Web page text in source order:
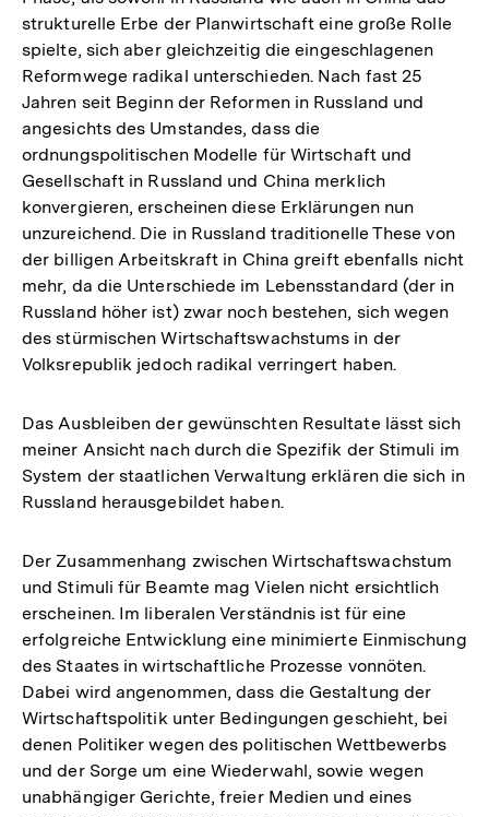
strukturelle Erbe der Planwirtschaft eine große Rolle
spielte, sich aber gleichzeitig die eingeschlagenen
Reformwege radikal unterschieden. Nach fast 25
Jahren seit Beginn der Reformen in Russland und
angesichts des Umstandes, dass die
ordnungspolitischen Modelle für Wirtschaft und
Gesellschaft in Russland und China merklich
konvergieren, erscheinen diese Erklärungen nun
unzureichend. Die in Russland traditionelle These von
der billigen Arbeitskraft in China greift ebenfalls nicht
mehr, da die Unterschiede im Lebensstandard (der in
Russland höher ist) zwar noch bestehen, sich wegen
des stürmischen Wirtschaftswachstums in der
Volksrepublik jedoch radikal verringert haben.
Das Ausbleiben der gewünschten Resultate lässt sich
meiner Ansicht nach durch die Spezifik der Stimuli im
System der staatlichen Verwaltung erklären die sich in
Russland herausgebildet haben.
Der Zusammenhang zwischen Wirtschaftswachstum
und Stimuli für Beamte mag Vielen nicht ersichtlich
erscheinen. Im liberalen Verständnis ist für eine
erfolgreiche Entwicklung eine minimierte Einmischung
des Staates in wirtschaftliche Prozesse vonnöten.
Dabei wird angenommen, dass die Gestaltung der
Wirtschaftspolitik unter Bedingungen geschieht, bei
denen Politiker wegen des politischen Wettbewerbs
und der Sorge um eine Wiederwahl, sowie wegen
unabhängiger Gerichte, freier Medien und eines